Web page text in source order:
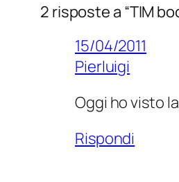
2 risposte a “TIM
15/04/2011
Pierluigi
Oggi ho visto
Rispondi